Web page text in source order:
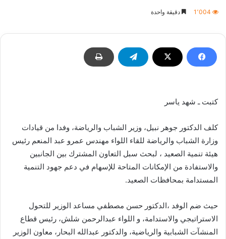
1٬004 دقيقة واحدة
كتبت ـ شهد ياسر
كلف الدكتور جوهر نبيل، وزير الشباب والرياضة، وفدا من قيادات
وزارة الشباب والرياضة للقاء اللواء مهندس عمرو عبد المنعم رئيس
هيئة تنمية الصعيد ، لبحث سبل التعاون المشترك بين الجانبين
والاستفادة من الإمكانات المتاحة للإسهام في دعم جهود التنمية
المستدامة بمحافظات الصعيد.
حيث ضم الوفد ،الدكتور حسن مصطفي مساعد الوزير للتحول
الاستراتيجي والاستدامة، و اللواء عبدالرحمن شلش، رئيس قطاع
المنشآت الشبابية والرياضية، والدكتور عبدالله البحار، معاون الوزير